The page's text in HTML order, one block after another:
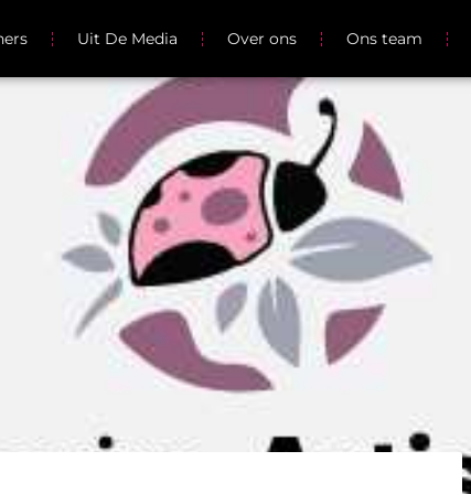
Uit De Media Over ons Ons team